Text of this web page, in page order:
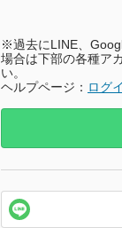
※過去にLINE、
場合は下部の各種ア
い。
ヘルプページ： ログ